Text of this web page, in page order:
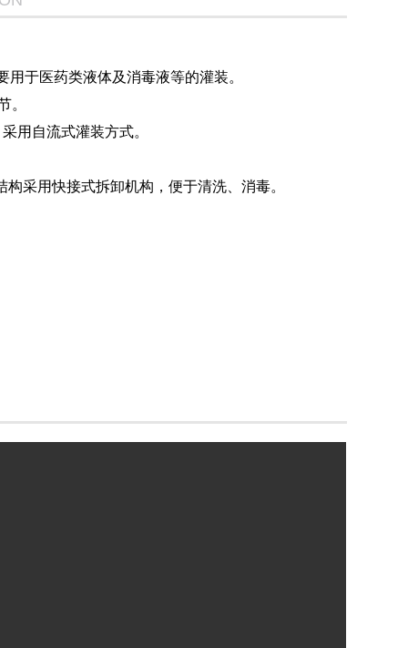
于医药类液体及消毒液等的灌装。
。
用自流式灌装方式。
采用快接式拆卸机构，便于清洗、消毒。